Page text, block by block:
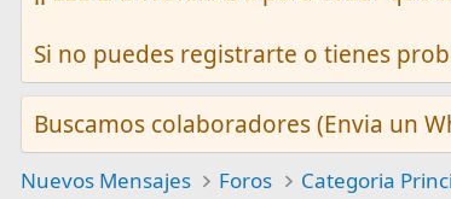
Si no puedes registrarte o tienes
Buscamos colaboradores (Envia un
Nuevos Mensajes Foros Categoria